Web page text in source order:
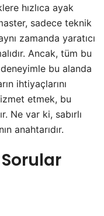
hızlıca ayak
sadece teknik
zamanda yaratıcı
Ancak, tüm bu
bu alanda
ihtiyaçlarını
etmek, bu
Ne var ki, sabırlı
anahtarıdır.